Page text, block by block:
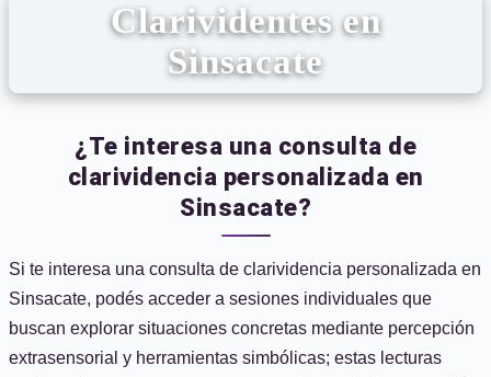
Clarividentes en
Sinsacate
¿Te interesa una consulta de
clarividencia personalizada en
Sinsacate?
Si te interesa una consulta de clarividencia personalizada en
Sinsacate, podés acceder a sesiones individuales que
buscan explorar situaciones concretas mediante percepción
extrasensorial y herramientas simbólicas; estas lecturas